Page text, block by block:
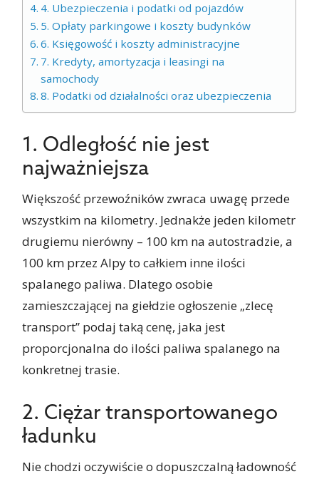
4. Ubezpieczenia i podatki od pojazdów
5. Opłaty parkingowe i koszty budynków
6. Księgowość i koszty administracyjne
7. Kredyty, amortyzacja i leasingi na
samochody
8. Podatki od działalności oraz ubezpieczenia
1. Odległość nie jest
najważniejsza
Większość przewoźników zwraca uwagę przede
wszystkim na kilometry. Jednakże jeden kilometr
drugiemu nierówny – 100 km na autostradzie, a
100 km przez Alpy to całkiem inne ilości
spalanego paliwa. Dlatego osobie
zamieszczającej na giełdzie ogłoszenie „zlecę
transport” podaj taką cenę, jaka jest
proporcjonalna do ilości paliwa spalanego na
konkretnej trasie.
2. Ciężar transportowanego
ładunku
Nie chodzi oczywiście o dopuszczalną ładowność